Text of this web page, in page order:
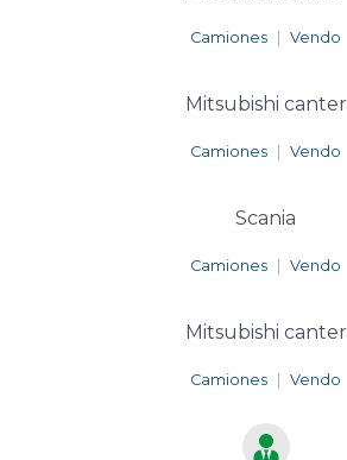
Camiones Vendo
Mitsubishi canter
Camiones Vendo
Scania
Camiones Vendo
Mitsubishi canter
Camiones Vendo